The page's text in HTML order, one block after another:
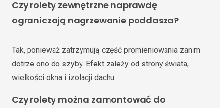
Czy rolety zewnętrzne naprawdę
ograniczają nagrzewanie poddasza?
Tak, ponieważ zatrzymują część promieniowania zanim
dotrze ono do szyby. Efekt zależy od strony świata,
wielkości okna i izolacji dachu.
Czy rolety można zamontować do